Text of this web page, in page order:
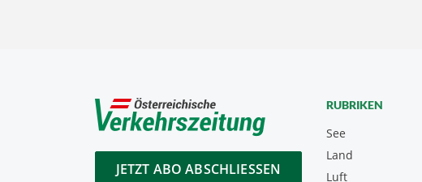
JETZT ABO ABSCHLIESSEN
RUBRIKEN
See
Land
Luft